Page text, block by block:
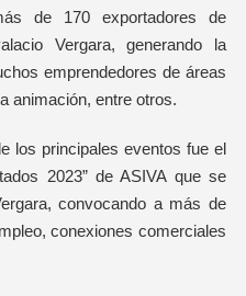
de 170 exportadores de
Vergara, generando la
emprendedores de áreas
animación, entre otros.
los principales eventos fue el
2023” de ASIVA que se
convocando a más de
conexiones comerciales